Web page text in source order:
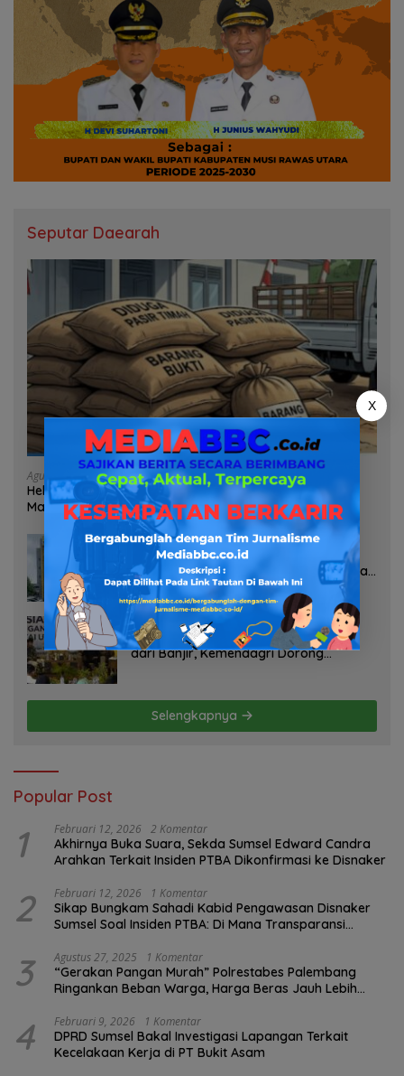
Seputar Daearah
Agustus 7, 2026
Heboh Tumpukan Karung Diduga Pasir Timah di Pos AL
Manggar, Danlanal Babel: Masih Kami Dalami
Agustus 7, 2026
Pelayanan Kinerja Dan Transparansi
Sanksi P2TL PLN Dipertanyakan, Upaya
Konfirmasi GM PLN UID S2JB Terkesan
Tutup Mata
Agustus 7, 2026
Selamatkan Lahan Pertanian Brebes
dari Banjir, Kemendagri Dorong
Selengkapnya
Popular Post
1 Februari 12, 2026 2 Komentar
Akhirnya Buka Suara, Sekda Sumsel Edward Candra
Arahkan Terkait Insiden PTBA Dikonfirmasi ke Disnaker
2 Februari 12, 2026 1 Komentar
Sikap Bungkam Sahadi Kabid Pengawasan Disnaker
Sumsel Soal Insiden PTBA: Di Mana Transparansi
3 Agustus 27, 2025 1 Komentar
“Gerakan Pangan Murah” Polrestabes Palembang
Ringankan Beban Warga, Harga Beras Jauh Lebih
4 Februari 9, 2026 1 Komentar
DPRD Sumsel Bakal Investigasi Lapangan Terkait
Kecelakaan Kerja di PT Bukit Asam
X